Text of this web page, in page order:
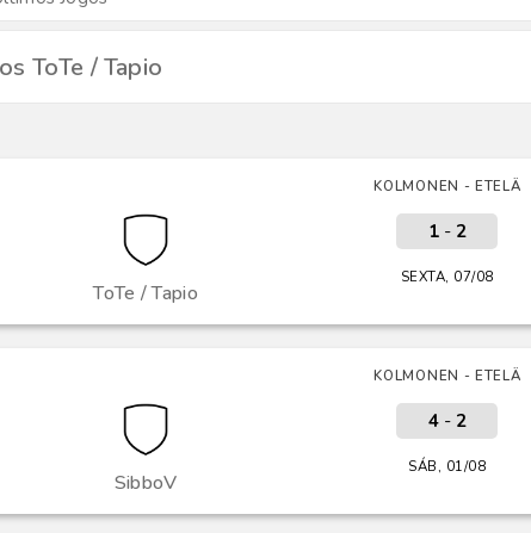
ToTe / Tapio
KOLMONEN - ETELÄ
ToTe / Tapio
1- 2
SEXTA, 07/08
KOLMONEN - ETELÄ
SibboV
4- 2
SÁB, 01/08